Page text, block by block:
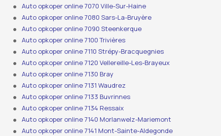
Auto opkoper online 7070 Ville-Sur-Haine
Auto opkoper online 7080 Sars-La-Bruyère
Auto opkoper online 7090 Steenkerque
Auto opkoper online 7100 Trivières
Auto opkoper online 7110 Strépy-Bracquegnies
Auto opkoper online 7120 Vellereille-Les-Brayeux
Auto opkoper online 7130 Bray
Auto opkoper online 7131 Waudrez
Auto opkoper online 7133 Buvrinnes
Auto opkoper online 7134 Ressaix
Auto opkoper online 7140 Morlanwelz-Mariemont
Auto opkoper online 7141 Mont-Sainte-Aldegonde